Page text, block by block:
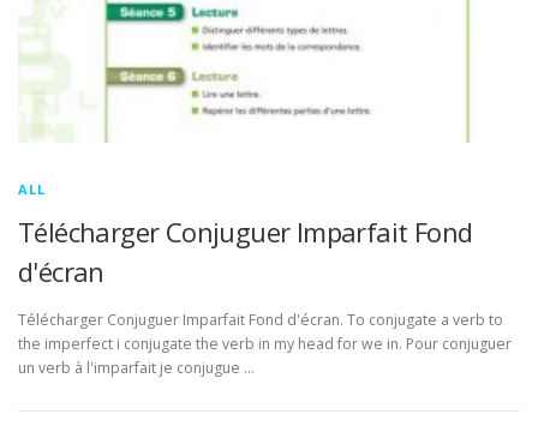
ALL
Télécharger Conjuguer Imparfait Fond
d'écran
Télécharger Conjuguer Imparfait Fond d'écran. To conjugate a verb to
the imperfect i conjugate the verb in my head for we in. Pour conjuguer
un verb à l'imparfait je conjugue …